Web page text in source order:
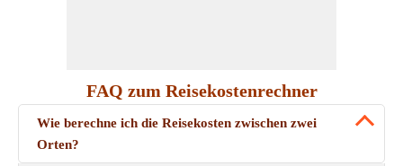
FAQ zum Reisekostenrechner
Wie berechne ich die Reisekosten zwischen zwei
Orten?